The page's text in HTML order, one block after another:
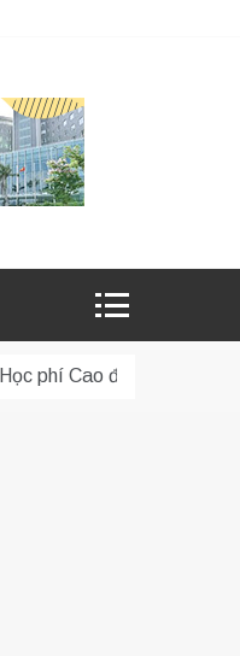
phí Cao đẳng Y sĩ đa